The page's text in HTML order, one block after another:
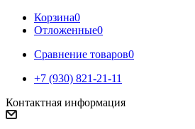
Корзина0
Отложенные0
Сравнение товаров0
+7 (930) 821-21-11
Контактная информация